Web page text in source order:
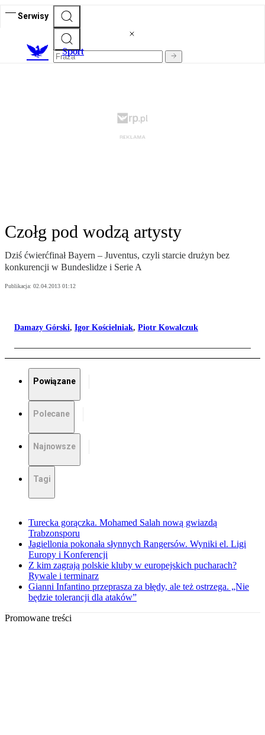
Serwisy
Sport
Czołg pod wodzą artysty
Dziś ćwierćfinał Bayern – Juventus, czyli starcie drużyn bez
konkurencji w Bundeslidze i Serie A
Publikacja: 02.04.2013 01:12
Damazy Górski, Igor Kościelniak, Piotr Kowalczuk
Powiązane
Polecane
Najnowsze
Tagi
Turecka gorączka. Mohamed Salah nową gwiazdą
Trabzonsporu
Jagiellonia pokonała słynnych Rangersów. Wyniki el. Ligi
Europy i Konferencji
Z kim zagrają polskie kluby w europejskich pucharach?
Rywale i terminarz
Gianni Infantino przeprasza za błędy, ale też ostrzega. „Nie
będzie tolerancji dla ataków”
Promowane treści